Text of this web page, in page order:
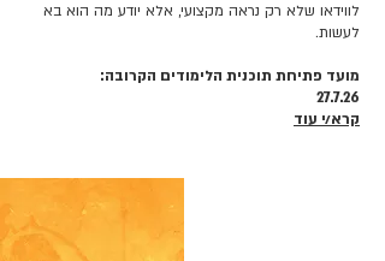
לווידאו שלא רק נראה מקצועי, אלא יודע מה הוא בא
לעשות.
מועד פתיחת תוכנית הלימודים הקרובה:
27.7.26
קרא/י עוד